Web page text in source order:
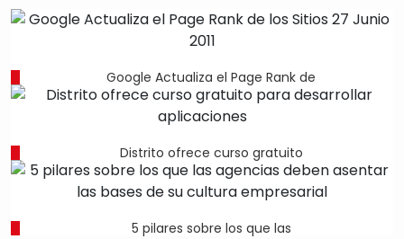
Google Actualiza el Page Rank de
Distrito ofrece curso gratuito
5 pilares sobre los que las